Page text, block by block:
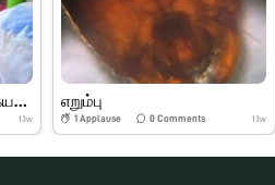
கோடையில் சிவகார்த்திகேயன் foldscope explor
13w
எறும்பு
1 Applause 0 Comments 13w